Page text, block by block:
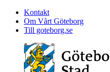
Kontakt
Om Vårt Göteborg
Till goteborg.se